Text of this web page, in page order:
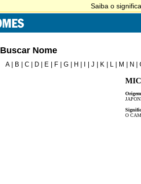
Buscar Nome
A| B C D E F G H J K L M N
O